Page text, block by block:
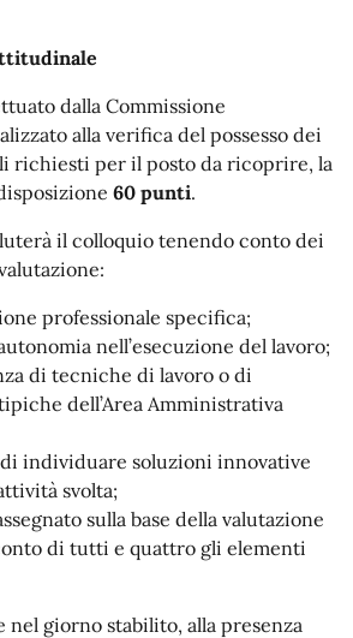
dalla Commissione
alla verifica del possesso dei
richiesti per il posto da ricoprire, la
60 punti.
il colloquio tenendo conto dei
professionale specifica;
nell’esecuzione del lavoro;
di tecniche di lavoro o di
dell’Area Amministrativa
individuare soluzioni innovative
svolta;
sulla base della valutazione
di tutti e quattro gli elementi
nel giorno stabilito, alla presenza